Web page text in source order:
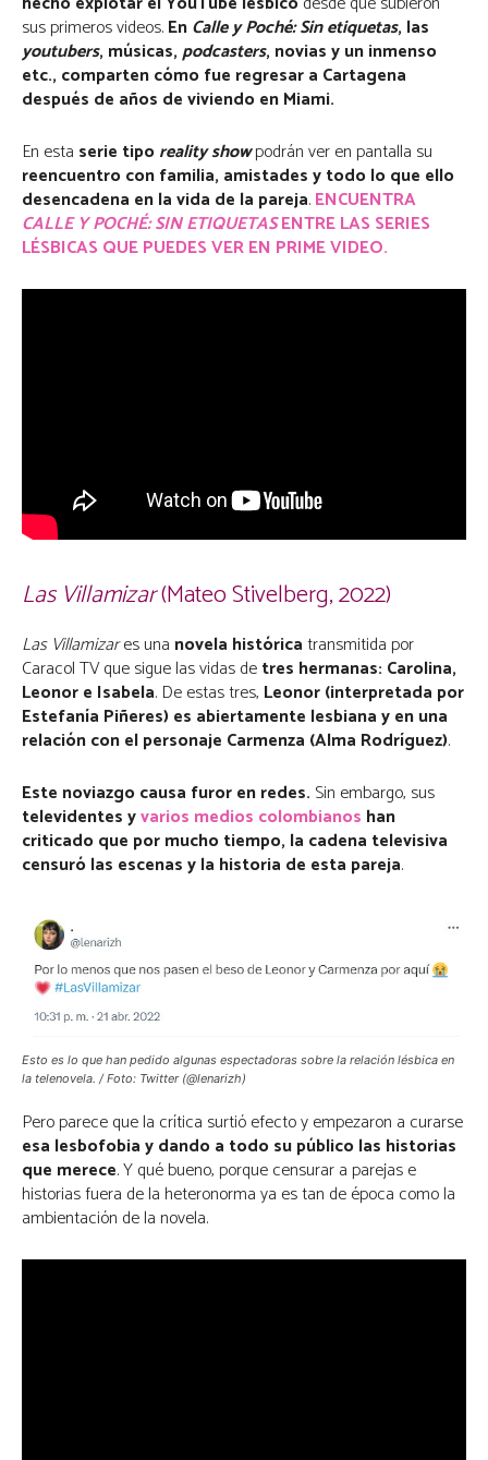
sus primeros videos.EnCalle y Poché: Sin etiquetas, las
youtubers, músicas,podcasters, novias y un inmenso
etc., comparten cómo fue regresar a Cartagena
después de años de viviendo en Miami.
En esta serie tipo reality showpodrán ver en pantalla su
reencuentro con familia, amistades y todo lo que ello
desencadena en la vida de la pareja.ENCUENTRA
CALLE Y POCHÉ: SIN ETIQUETASENTRE LAS SERIES
LÉSBICAS QUE PUEDES VER EN PRIME VIDEO.
Las Villamizar(Mateo Stivelberg, 2022)
Las Villamizares una novela históricatransmitida por
Caracol TV que sigue las vidas detres hermanas: Carolina,
Leonor e Isabela. De estas tres, Leonor (interpretada por
Estefanía Piñeres) es abiertamente lesbiana y en una
relación con el personaje Carmenza (Alma Rodríguez).
Este noviazgo causa furor en redes. Sin embargo, sus
televidentes yvarios medios colombianos han
criticado que por mucho tiempo, la cadena televisiva
censuró las escenas y la historia de esta pareja.
Esto es lo que han pedido algunas espectadoras sobre la relación lésbica en
la telenovela. / Foto: Twitter (@lenarizh)
Pero parece que la crítica surtió efecto y empezaron a curarse
esa lesbofobia y dando a todo su público las historias
que merece.Y qué bueno, porque censurar a parejas e
historias fuera de la heteronorma ya es tan de época como la
ambientación de la novela.